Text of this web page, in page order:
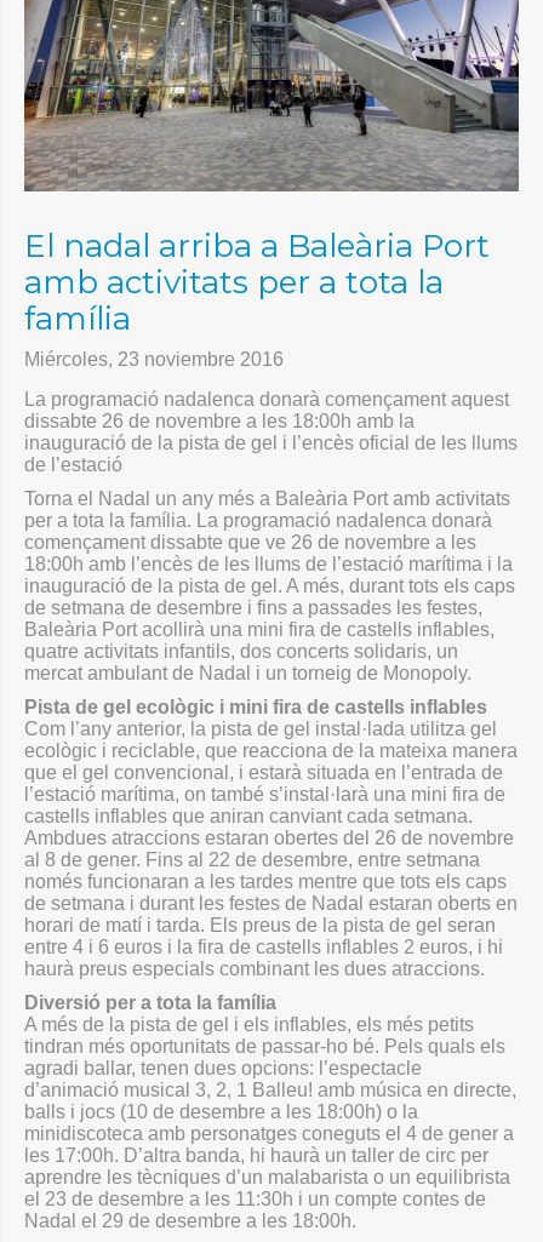
El nadal arriba a Baleària Port
amb activitats per a tota la
família
Miércoles, 23 noviembre 2016
La programació nadalenca donarà començament aquest
dissabte 26 de novembre a les 18:00h amb la
inauguració de la pista de gel i l’encès oficial de les llums
de l’estació
Torna el Nadal un any més a Baleària Port amb activitats
per a tota la família. La programació nadalenca donarà
començament dissabte que ve 26 de novembre a les
18:00h amb l’encès de les llums de l’estació marítima i la
inauguració de la pista de gel. A més, durant tots els caps
de setmana de desembre i fins a passades les festes,
Baleària Port acollirà una mini fira de castells inflables,
quatre activitats infantils, dos concerts solidaris, un
mercat ambulant de Nadal i un torneig de Monopoly.
Pista de gel ecològic i mini fira de castells inflables
Com l’any anterior, la pista de gel instal·lada utilitza gel
ecològic i reciclable, que reacciona de la mateixa manera
que el gel convencional, i estarà situada en l’entrada de
l’estació marítima, on també s’instal·larà una mini fira de
castells inflables que aniran canviant cada setmana.
Ambdues atraccions estaran obertes del 26 de novembre
al 8 de gener. Fins al 22 de desembre, entre setmana
només funcionaran a les tardes mentre que tots els caps
de setmana i durant les festes de Nadal estaran oberts en
horari de matí i tarda. Els preus de la pista de gel seran
entre 4 i 6 euros i la fira de castells inflables 2 euros, i hi
haurà preus especials combinant les dues atraccions.
Diversió per a tota la família
A més de la pista de gel i els inflables, els més petits
tindran més oportunitats de passar-ho bé. Pels quals els
agradi ballar, tenen dues opcions: l’espectacle
d’animació musical 3, 2, 1 Balleu! amb música en directe,
balls i jocs (10 de desembre a les 18:00h) o la
minidiscoteca amb personatges coneguts el 4 de gener a
les 17:00h. D’altra banda, hi haurà un taller de circ per
aprendre les tècniques d’un malabarista o un equilibrista
el 23 de desembre a les 11:30h i un compte contes de
Nadal el 29 de desembre a les 18:00h.